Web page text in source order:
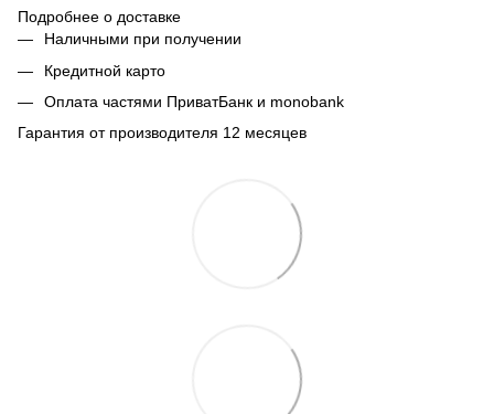
Подробнее о доставке
Наличными при получении
Кредитной карто
Оплата частями ПриватБанк и monobank
Гарантия от производителя 12 месяцев